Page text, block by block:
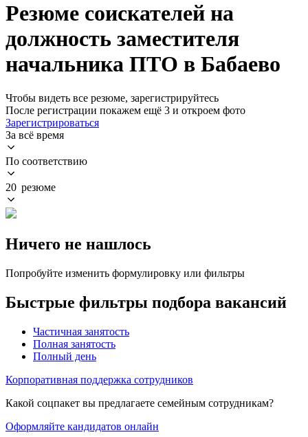
Резюме соискателей на
должность заместителя
начальника ПТО в Бабаево
Чтобы видеть все резюме, зарегистрируйтесь
После регистрации покажем ещё 3 и откроем фото
Зарегистрироваться
За всё время
По соответствию
20 резюме
Ничего не нашлось
Попробуйте изменить формулировку или фильтры
Быстрые фильтры подбора вакансий
Частичная занятость
Полная занятость
Полный день
Корпоративная поддержка сотрудников
Какой соцпакет вы предлагаете семейным сотрудникам?
Оформляйте кандидатов онлайн